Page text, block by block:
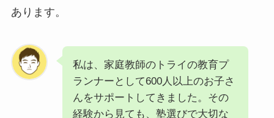
あります。
私は、家庭教師のトライの教育プ
ランナーとして600人以上のお子さ
んをサポートしてきました。その
経験から見ても、塾選びで大切な